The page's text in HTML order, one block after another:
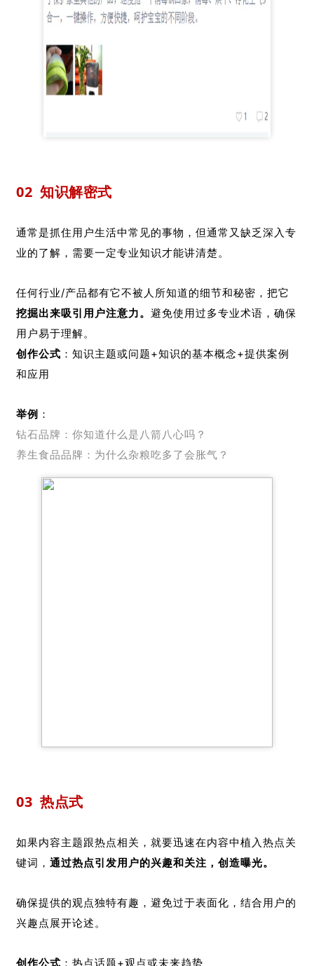
02知识解密式
通常是抓住用户生活中常见的事物，但通常又缺乏深入专
业的了解，需要一定专业知识才能讲清楚。
任何行业/产品都有它不被人所知道的细节和秘密，把它
挖掘出来吸引用户注意力。 避免使用过多专业术语，确保
用户易于理解。
创作公式 ：知识主题或问题+知识的基本概念+提供案例
和应用
举例 ：
钻石品牌：你知道什么是八箭八心吗？
养生食品品牌：为什么杂粮吃多了会胀气？
03热点式
如果内容主题跟热点相关，就要迅速在内容中植入热点关
键词， 通过热点引发用户的兴趣和关注，创造曝光。
确保提供的观点独特有趣，避免过于表面化，结合用户的
兴趣点展开论述。
创作公式 ：热点话题+观点或未来趋势